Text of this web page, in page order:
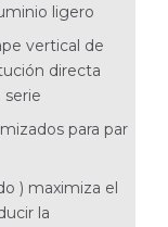
ligero
vertical de
directa
serie
para par
) maximiza el
la